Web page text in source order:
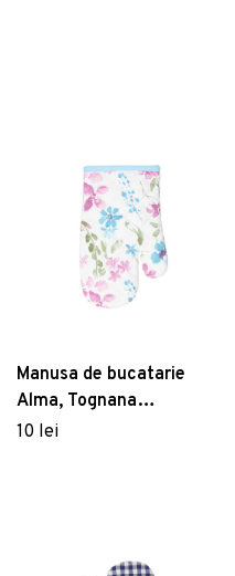
Manusa de bucatarie
Alma, Tognana
Porcellane, 17x27 cm,
10 lei